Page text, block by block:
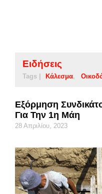
Ειδήσεις
Tags | Κάλεσμα
Εξόρμηση
Για Την 1η Μάη
28 Απριλίου, 2023